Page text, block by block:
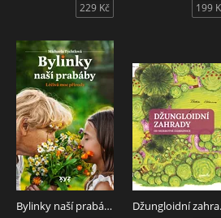
229 Kč 199
Bylinky naší prabáby